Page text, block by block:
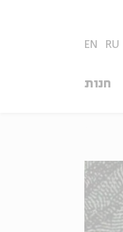
EN RU
חנות